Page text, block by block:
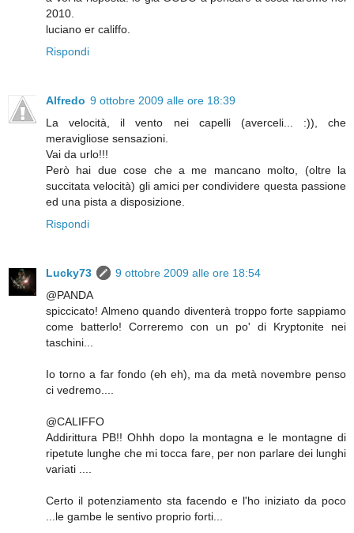
2010.
luciano er califfo.
Rispondi
Alfredo 9 ottobre 2009 alle ore 18:39
La velocità, il vento nei capelli (averceli... :)), che
meravigliose sensazioni.
Vai da urlo!!!
Però hai due cose che a me mancano molto, (oltre la
succitata velocità) gli amici per condividere questa passione
ed una pista a disposizione.
Rispondi
Lucky73
9 ottobre 2009 alle ore 18:54
@PANDA
spiccicato! Almeno quando diventerà troppo forte sappiamo
come batterlo! Correremo con un po' di Kryptonite nei
taschini...
Io torno a far fondo (eh eh), ma da metà novembre penso
ci vedremo....
@CALIFFO
Addirittura PB!! Ohhh dopo la montagna e le montagne di
ripetute lunghe che mi tocca fare, per non parlare dei lunghi
variati ....
Certo il potenziamento sta facendo e l'ho iniziato da poco
...le gambe le sentivo proprio forti...